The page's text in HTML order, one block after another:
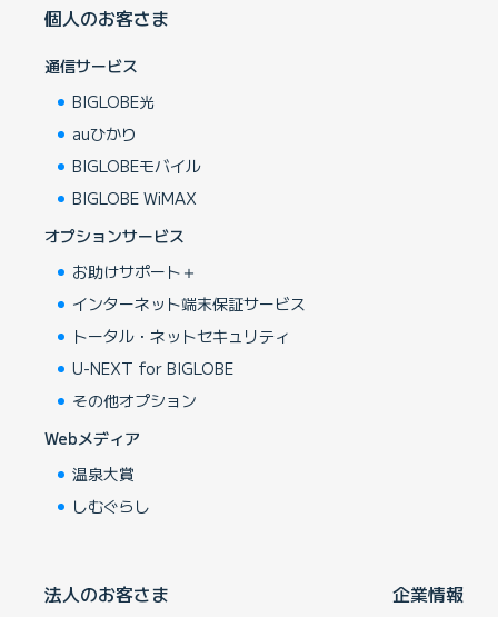
個人のお客さま
通信サービス
BIGLOBE光
auひかり
BIGLOBEモバイル
BIGLOBE WiMAX
オプションサービス
お助けサポート＋
インターネット端末保証サービス
トータル・ネットセキュリティ
U-NEXT for BIGLOBE
その他オプション
Webメディア
温泉大賞
しむぐらし
法人のお客さま 企業情報